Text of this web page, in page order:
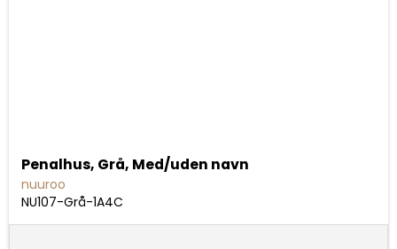
Penalhus, Grå, Med/uden navn
nuuroo
NU107-Grå-1A4C